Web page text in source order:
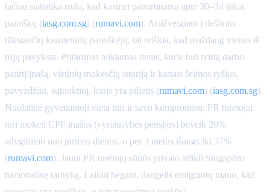
tačiau statistika rodo, kad kasmet patvirtinama apie 30–34 tūkst.
paraiškų (iasg.com.sg) (rumavi.com). Atsižvelgiant į dešimtis
tūkstančių kasmetinių pareiškėjų, tai reiškia, kad maždaug vienas iš
trijų pavyksta. Pritarimas teikiamas tiems, kurie turi tvirtą darbo
patirtį/įnašą, vietinių mokesčių istoriją ir kartais šeimos ryšius,
pavyzdžiui, sutuoktinį, kuris yra pilietis (rumavi.com) (iasg.com.sg).
Nuolatinė gyvenamoji vieta turi ir savo kompromisų: PR turėtojai
turi mokėti CPF įnašus (vyriausybės pensijos) beveik 20%
atlyginimo nuo pirmos dienos, o per 3 metus išaugs iki 37%
(rumavi.com). Jauni PR turėtojų sūnūs privalo atlikti Singapūro
nacionalinę tarnybą. Laikui bėgant, daugelis emigrantų mano, kad